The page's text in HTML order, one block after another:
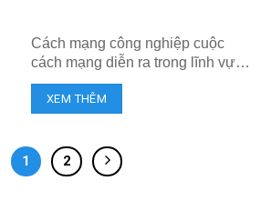
Cách mạng công nghiệp cuộc
cách mạng diễn ra trong lĩnh vực
sản xuất, bản chất của nó là sự
thay đổi cơ bản các điều kiện kinh
ra toàn thế giới.
XEM THÊM
1 2